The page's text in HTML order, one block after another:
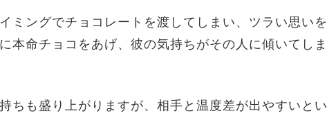
ミングでチョコレートを渡してしまい、ツラい思いを
本命チョコをあげ、彼の気持ちがその人に傾いてしま
ちも盛り上がりますが、相手と温度差が出やすいとい